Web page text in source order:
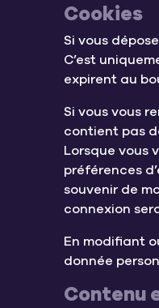
Cookies
Si vous
C’est
expirent au
Si vous vous
contient pas
Lorsque vous
préférences
souvenir de
connexion
En modifiant
donnée
Contenu